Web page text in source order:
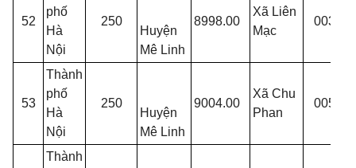
52
phố
Hà
Nội
250
Huyện
Mê Linh
8998.00
Xã Liên
Mạc
003
53
Thành
phố
Hà
Nội
250
Huyện
Mê Linh
9004.00
Xã Chu
Phan
005
Thành